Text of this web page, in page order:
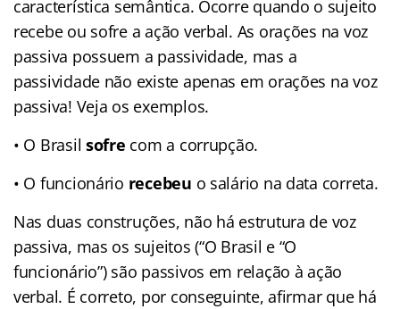
característica semântica. Ocorre quando o sujeito
recebe ou sofre a ação verbal. As orações na voz
passiva possuem a passividade, mas a
passividade não existe apenas em orações na voz
passiva! Veja os exemplos.
• O Brasilsofre com a corrupção.
• O funcionário recebeu o salário na data correta.
Nas duas construções, não há estrutura de voz
passiva, mas os sujeitos (“O Brasil e “O
funcionário”) são passivos em relação à ação
verbal. É correto, por conseguinte, afirmar que há